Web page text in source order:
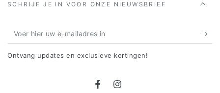
SCHRIJF JE IN VOOR ONZE NIEUWSBRIEF
Voer
hier
Ontvang updates en exclusieve kortingen!
FacebookInstagram